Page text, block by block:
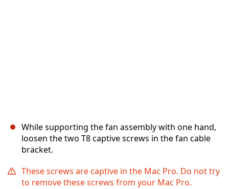
While supporting the fan assembly with one hand,
loosen the two T8 captive screws in the fan cable
bracket.
These screws are captive in the Mac Pro. Do not try
to remove these screws from your Mac Pro.